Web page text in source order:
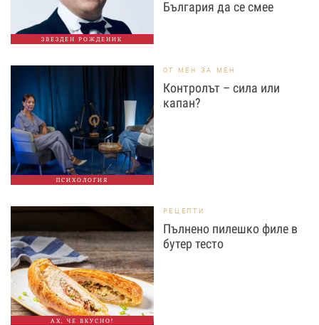
ЗВЕЗДЕН РОЖДЕНИК
България да се смее
ПСИХОЛОГИЯ
ОТ МЕН ЗА МЕН
Контролът – сила или
капан?
АХ, ЧЕ ВКУСНО!
РЕЦЕПТИ
Пълнено пилешко филе в
бутер тесто